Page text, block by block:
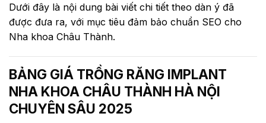
Dưới đây là nội dung bài viết chi tiết theo dàn ý đã
được đưa ra, với mục tiêu đảm bảo chuẩn SEO cho
Nha khoa Châu Thành.
BẢNG GIÁ TRỒNG RĂNG IMPLANT
NHA KHOA CHÂU THÀNH HÀ NỘI
CHUYÊN SÂU 2025